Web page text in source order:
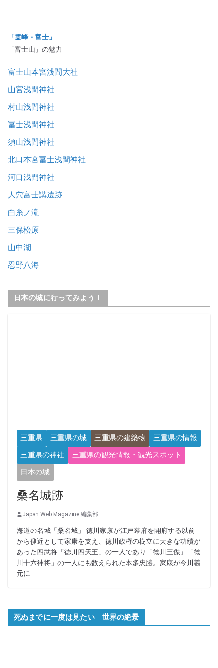
「霊峰・富士」
「富士山」の魅力
富士山本宮浅間大社
山宮浅間神社
村山浅間神社
冨士浅間神社
須山浅間神社
北口本宮冨士浅間神社
河口浅間神社
人穴富士講遺跡
白糸ノ滝
三保松原
山中湖
忍野八海
日本の城に行ってみよう！
三重県 三重県の城 三重県の建築物
三重県の情報
三重県の神社
三重県の観光情報・観光スポット
日本の城
桑名城跡
Japan Web Magazine 編集部
海道の名城「桑名城」 徳川家康が江戸幕府を開府する以前
から側近として家康を支え、徳川政権の樹立に大きな功績が
あった四武将「徳川四天王」の一人であり「徳川三傑」「徳
川十六神将」の一人にも数えられた本多忠勝。家康が今川義
元に
死ぬまでに一度は見たい 世界の絶景